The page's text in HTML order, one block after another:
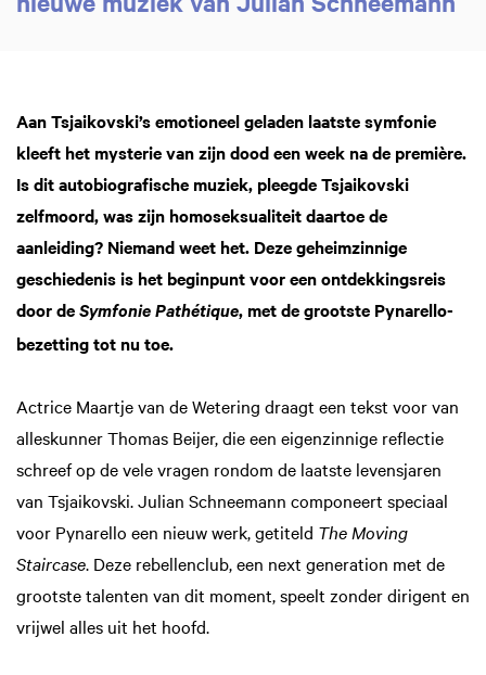
Aan Tsjaikovski’s emotioneel geladen laatste symfonie
kleeft het mysterie van zijn dood een week na de première.
Is dit autobiografische muziek, pleegde Tsjaikovski
zelfmoord, was zijn homoseksualiteit daartoe de
aanleiding? Niemand weet het. Deze geheimzinnige
geschiedenis is het beginpunt voor een ontdekkingsreis
door de Symfonie Pathétique, met de grootste Pynarello-
bezetting tot nu toe.
Actrice Maartje van de Wetering draagt een tekst voor van
alleskunner Thomas Beijer, die een eigenzinnige reflectie
schreef op de vele vragen rondom de laatste levensjaren
van Tsjaikovski. Julian Schneemann componeert speciaal
voor Pynarello een nieuw werk, getiteld The Moving
Staircase. Deze rebellenclub, een next generation met de
grootste talenten van dit moment, speelt zonder dirigent en
vrijwel alles uit het hoofd.